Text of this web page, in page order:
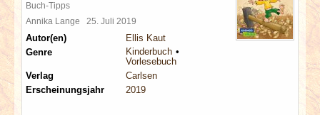
Buch-Tipps
Annika Lange 25. Juli 2019
Autor(en)
Ellis Kaut
Genre
Kinderbuch
Vorlesebuch
Verlag
Carlsen
Erscheinungsjahr
2019